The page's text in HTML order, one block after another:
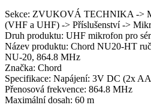
Sekce: ZVUKOVÁ TECHNIKA ->
(VHF a UHF) -> Příslušenství ->
Druh produktu: UHF mikrofon pro
Název produktu: Chord NU20-HT
NU-20, 864.8 MHz
Značka: Chord
Specifikace: Napájení: 3V DC (2x
Přenosová frekvence: 864.8 MHz
Maximální dosah: 60 m